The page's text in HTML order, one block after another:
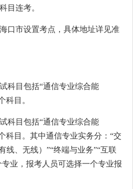
目连考。
口市设置考点，具体地址详见准
科目包括“通信专业综合能
科目。
科目包括“通信专业综合能
科目。其中通信专业实务分：“交
线、无线）”“终端与业务”“互联
专业，报考人员可选择一个专业报